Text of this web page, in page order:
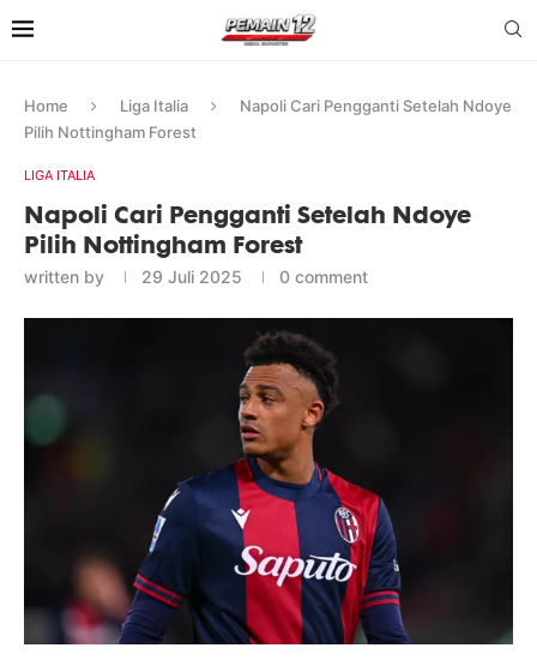
Home Liga Italia
Napoli Cari Pengganti Setelah Ndoye
Pilih Nottingham Forest
LIGA ITALIA
Napoli Cari Pengganti Setelah Ndoye
Pilih Nottingham Forest
written by 29 Juli 2025 0 comment